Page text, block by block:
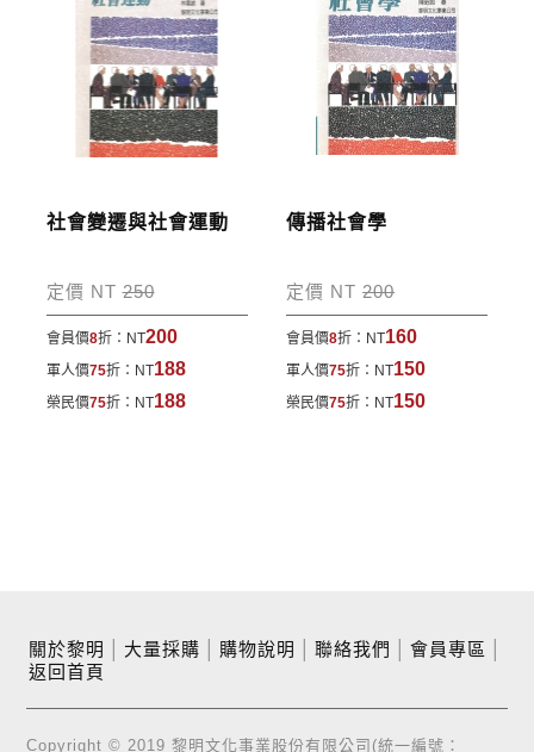
所指定的地點。
社會變遷與社會運動
定價 NT250
會員價8折： NT200
軍人價75折： NT188
榮民價75折： NT188
傳播社會學
定價 NT200
會員價8折： NT160
軍人價75折： NT150
榮民價75折： NT150
關於黎明 大量採購 購物說明 聯絡我們 會員專區
返回首頁
Copyright © 2019 黎明文化事業股份有限公司(統一編號：